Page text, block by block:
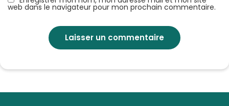
web dans le navigateur pour mon prochain commentaire.